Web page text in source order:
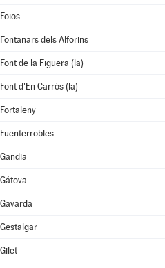
Foios
Fontanars dels Alforins
Font de la Figuera (la)
Font d'En Carròs (la)
Fortaleny
Fuenterrobles
Gandia
Gátova
Gavarda
Gestalgar
Gilet